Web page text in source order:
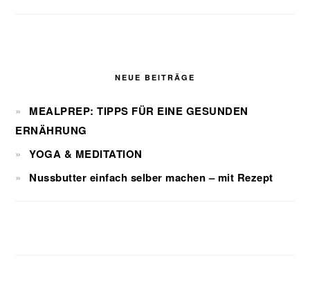
NEUE BEITRÄGE
MEALPREP: TIPPS FÜR EINE GESUNDEN
ERNÄHRUNG
YOGA & MEDITATION
Nussbutter einfach selber machen – mit Rezept